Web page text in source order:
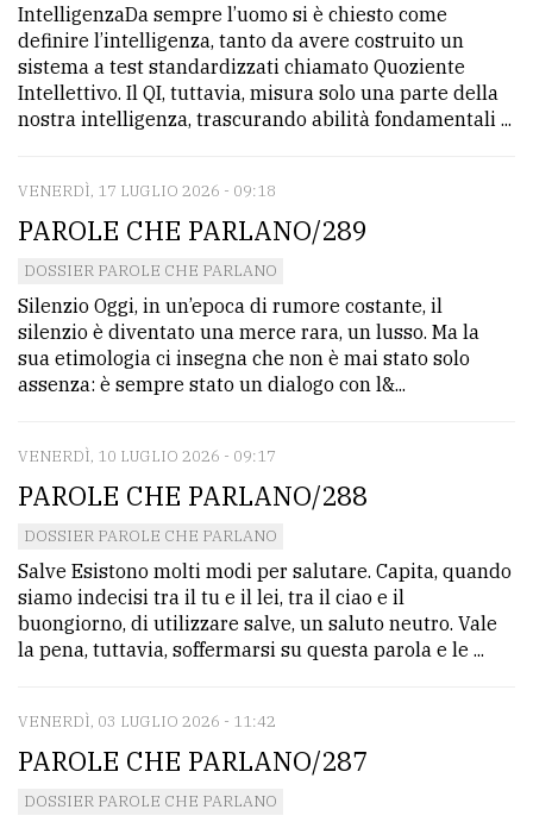
Privacy
policy
Cookie
policy
IntelligenzaDa sempre l’uomo si è chiesto come
definire l’intelligenza, tanto da avere costruito un
sistema a test standardizzati chiamato Quoziente
Intellettivo. Il QI, tuttavia, misura solo una parte della
nostra intelligenza, trascurando abilità fondamentali ...
VENERDÌ, 17 LUGLIO 2026 - 09:18
PAROLE CHE PARLANO/289
DOSSIER PAROLE CHE PARLANO
Silenzio Oggi, in un’epoca di rumore costante, il
silenzio è diventato una merce rara, un lusso. Ma la
sua etimologia ci insegna che non è mai stato solo
assenza: è sempre stato un dialogo con l&...
VENERDÌ, 10 LUGLIO 2026 - 09:17
PAROLE CHE PARLANO/288
DOSSIER PAROLE CHE PARLANO
Salve Esistono molti modi per salutare. Capita, quando
siamo indecisi tra il tu e il lei, tra il ciao e il
buongiorno, di utilizzare salve, un saluto neutro. Vale
la pena, tuttavia, soffermarsi su questa parola e le ...
VENERDÌ, 03 LUGLIO 2026 - 11:42
PAROLE CHE PARLANO/287
DOSSIER PAROLE CHE PARLANO